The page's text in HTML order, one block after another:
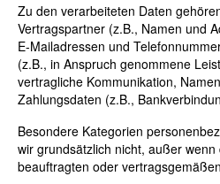
Zu den verarbeiteten Daten
Vertragspartner (z.B., Namen und
E-Mailadressen und
(z.B., in Anspruch genommene
vertragliche Kommunikation,
Zahlungsdaten (z.B.,
Besondere Kategorien
wir grundsätzlich nicht, außer
beauftragten oder